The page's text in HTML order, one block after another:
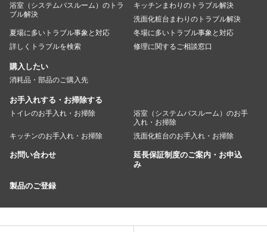
浴室（システムバスルーム）のトラ
ブル解決
キッチンまわりのトラブル解決
洗面化粧台まわりのトラブル解決
夏場に多いトラブル事象と対応
冬場に多いトラブル事象と対応
詳しくトラブルを検索
修理に関するご相談窓口
購入したい
消耗品・部品のご購入先
お手入れする・お掃除する
トイレのお手入れ・お掃除
浴室（システムバスルーム）のお手
入れ・お掃除
キッチンのお手入れ・お掃除
洗面化粧台のお手入れ・お掃除
お問い合わせ
延長保証制度のご案内・お申込
み
製品のご登録